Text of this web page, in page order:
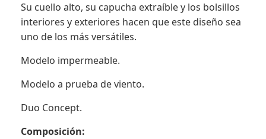
Su cuello alto, su capucha extraíble y los bolsillos
interiores y exteriores hacen que este diseño sea
uno de los más versátiles.
Modelo impermeable.
Modelo a prueba de viento.
Duo Concept.
Composición: